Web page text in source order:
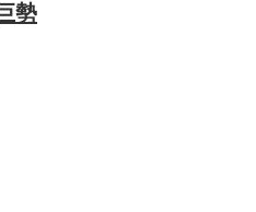
勢